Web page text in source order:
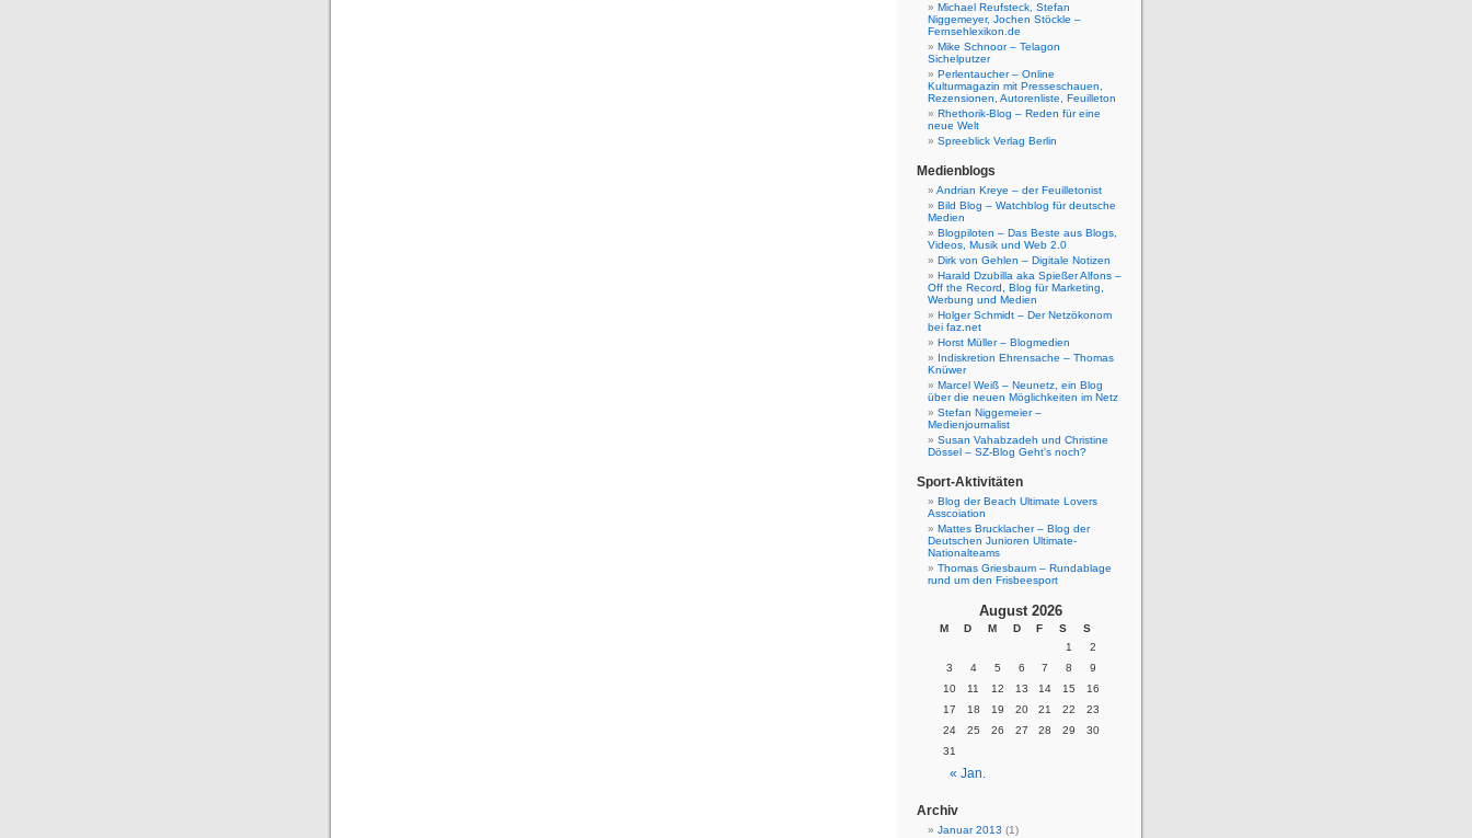
Michael Reufsteck, Stefan
Niggemeyer, Jochen Stöckle –
Fernsehlexikon.de
Mike Schnoor – Telagon
Sichelputzer
Perlentaucher – Online
Kulturmagazin mit Presseschauen,
Rezensionen, Autorenliste, Feuilleton
Rhethorik-Blog – Reden für eine
neue Welt
Spreeblick Verlag Berlin
Medienblogs
Andrian Kreye – der Feuilletonist
Bild Blog – Watchblog für deutsche
Medien
Blogpiloten – Das Beste aus Blogs,
Videos, Musik und Web 2.0
Dirk von Gehlen – Digitale Notizen
Harald Dzubilla aka Spießer Alfons –
Off the Record, Blog für Marketing,
Werbung und Medien
Holger Schmidt – Der Netzökonom
bei faz.net
Horst Müller – Blogmedien
Indiskretion Ehrensache – Thomas
Knüwer
Marcel Weiß – Neunetz, ein Blog
über die neuen Möglichkeiten im Netz
Stefan Niggemeier –
Medienjournalist
Susan Vahabzadeh und Christine
Dössel – SZ-Blog Geht's noch?
Sport-Aktivitäten
Blog der Beach Ultimate Lovers
Asscoiation
Mattes Brucklacher – Blog der
Deutschen Junioren Ultimate-
Nationalteams
Thomas Griesbaum – Rundablage
rund um den Frisbeesport
August 2026
M D M D F S S
« Jan.
1
2
3
4 5 6 7 8
9
10
11 12 13 14 15
16
17
18 19 20 21 22
23
24
25 26 27 28 29
30
31
Archiv
Januar 2013 (1)